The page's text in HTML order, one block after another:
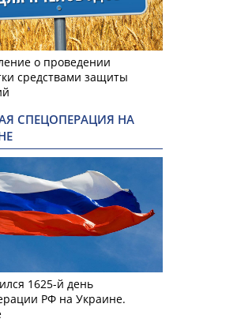
о проведении
средствами защиты
СПЕЦОПЕРАЦИЯ НА
1625-й день
РФ на Украине.